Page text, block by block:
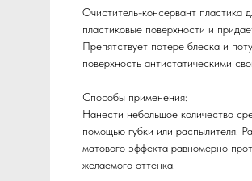
Очиститель-консервант пластика
пластиковые поверхности и
Препятствует потере блеска и
поверхность антистатическими
Способы применения:
Нанести небольшое количество
помощью губки или распылителя.
матового эффекта равномерно
желаемого оттенка.